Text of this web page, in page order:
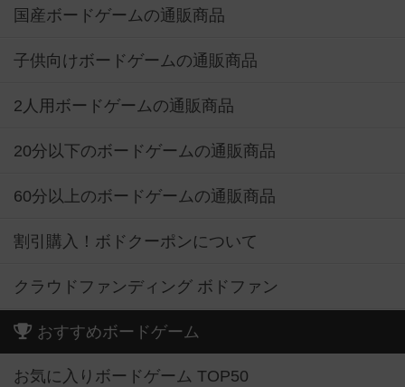
国産ボードゲームの通販商品
子供向けボードゲームの通販商品
2人用ボードゲームの通販商品
20分以下のボードゲームの通販商品
60分以上のボードゲームの通販商品
割引購入！ボドクーポンについて
クラウドファンディング ボドファン
おすすめボードゲーム
お気に入りボードゲーム TOP50